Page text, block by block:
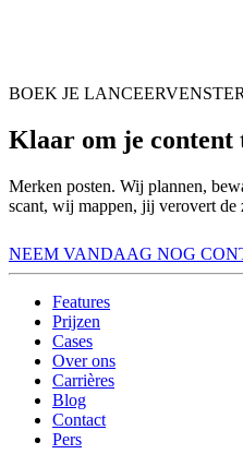
BOEK JE
Klaar om je content
Merken posten. Wij plannen,
scant, wij mappen, jij verovert de
NEEM VANDAAG NOG
Features
Prijzen
Cases
Over ons
Carrières
Blog
Contact
Pers